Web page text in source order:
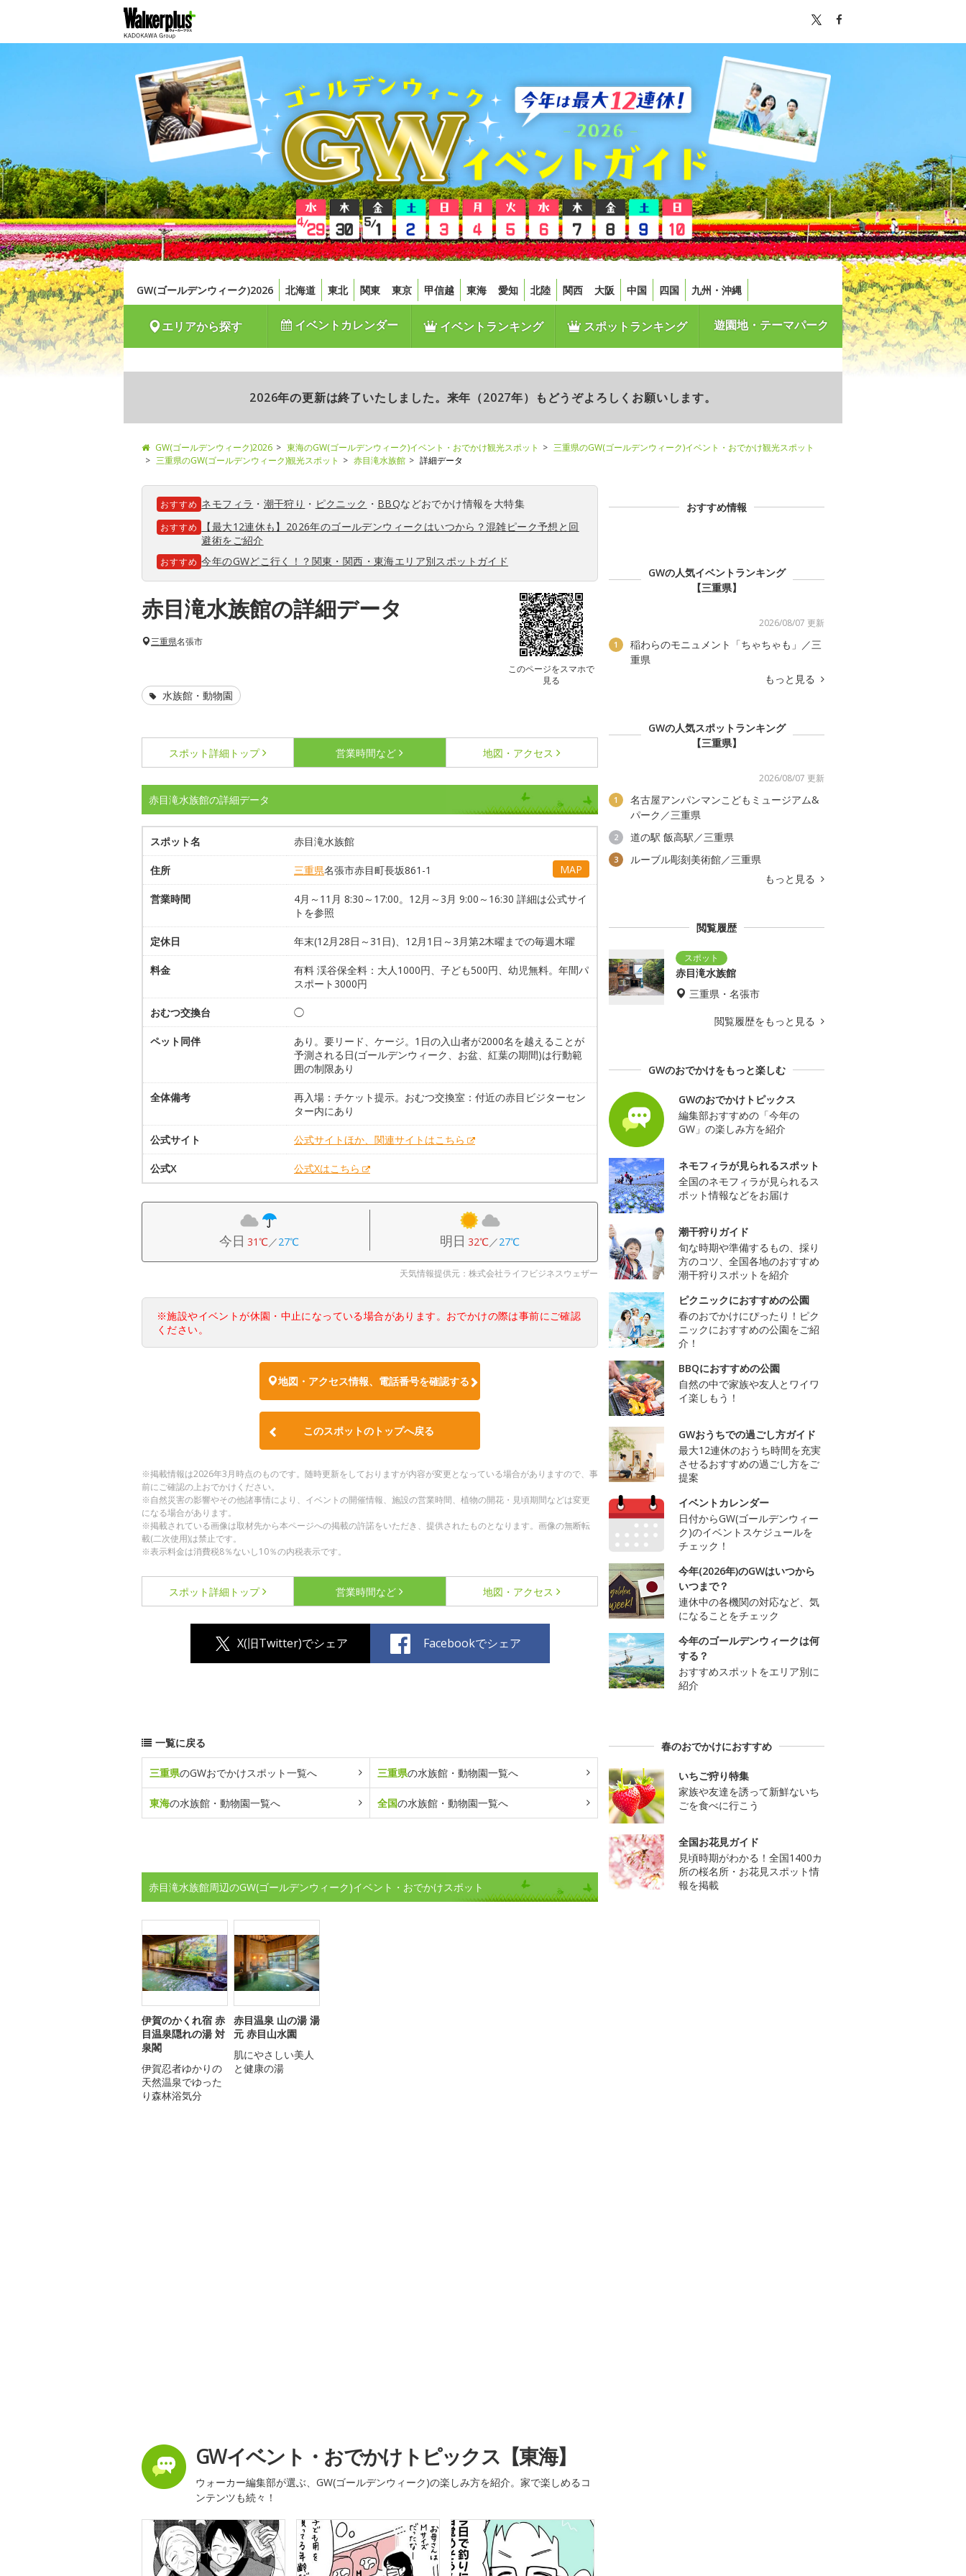
GW(ゴールデンウィーク)2026 北海道 東北 関東 東京 甲信越 東海 愛知 北陸 関西 大阪 中国 四国 九州・沖縄
エリアから探す イベントカレンダー イベントランキング スポットランキング 遊園地・テーマパーク
2026年の更新は終了いたしました。来年（2027年）もどうぞよろしくお願いします。
GW(ゴールデンウィーク)2026 東海のGW(ゴールデンウィーク)イベント・おでかけ観光スポット
三重県のGW(ゴールデンウィーク)イベント・おでかけ観光スポット
三重県のGW(ゴールデンウィーク)観光スポット
赤目滝水族館 詳細データ
おすすめ ネモフィラ ・ 潮干狩り ・ ピクニック ・ BBQなどおでかけ情報を大特集
おすすめ
【最大12連休も】2026年のゴールデンウィークはいつから？混雑ピーク予想と回
避術をご紹介
おすすめ 今年のGWどこ行く！？関東・関西・東海エリア別スポットガイド
赤目滝水族館の詳細データ
このページをスマホで
見る
三重県名張市
水族館・動物園
スポット詳細 トップ 営業時間など 地図・アクセス
赤目滝水族館の詳細データ
スポット名 赤目滝水族館
住所 三重県名張市赤目町長坂861-1 MAP
営業時間
4月～11月 8:30～17:00。12月～3月 9:00～16:30 詳細は公式サイ
トを参照
定休日 年末(12月28日～31日)、12月1日～3月第2木曜までの毎週木曜
料金
有料 渓谷保全料：大人1000円、子ども500円、幼児無料。年間パ
スポート3000円
おむつ交換台 ◯
ペット同伴
あり。要リード、ケージ。1日の入山者が2000名を越えることが
予測される日(ゴールデンウィーク、お盆、紅葉の期間)は行動範
囲の制限あり
全体備考
再入場：チケット提示。おむつ交換室：付近の赤目ビジターセン
ター内にあり
公式サイト 公式サイトほか、関連サイトはこちら
公式X 公式Xはこちら
今日 31℃／27℃ 明日 32℃／27℃
天気情報提供元：株式会社ライフビジネスウェザー
※施設やイベントが休園・中止になっている場合があります。おでかけの際は事前にご確認
ください。
地図・アクセス情報、電話番号を確認する
このスポットのトップへ戻る
※掲載情報は2026年3月時点のものです。随時更新をしておりますが内容が変更となっている場合がありますので、事
前にご確認の上おでかけください。
※自然災害の影響やその他諸事情により、イベントの開催情報、施設の営業時間、植物の開花・見頃期間などは変更
になる場合があります。
※掲載されている画像は取材先から本ページへの掲載の許諾をいただき、提供されたものとなります。画像の無断転
載(二次使用)は禁止です。
※表示料金は消費税8％ないし10％の内税表示です。
スポット詳細 トップ 営業時間など 地図・アクセス
X(旧Twitter)でシェア Facebookでシェア
一覧に戻る
三重県のGWおでかけスポット一覧へ 三重県の水族館・動物園一覧へ
東海の水族館・動物園一覧へ 全国の水族館・動物園一覧へ
赤目滝水族館周辺のGW(ゴールデンウィーク)イベント・おでかけスポット
伊賀のかくれ宿 赤
目温泉隠れの湯 対
泉閣
伊賀忍者ゆかりの
天然温泉でゆった
り森林浴気分
赤目温泉 山の湯 湯
元 赤目山水園
肌にやさしい美人
と健康の湯
GWイベント・おでかけトピックス【東海】
ウォーカー編集部が選ぶ、GW(ゴールデンウィーク)の楽しみ方を紹介。家で楽しめるコ
ンテンツも続々！
おすすめ情報
GWの人気イベントランキング
【三重県】
2026/08/07 更新
1
稲わらのモニュメント「ちゃちゃも」／三
重県
もっと見る
GWの人気スポットランキング
【三重県】
2026/08/07 更新
1
名古屋アンパンマンこどもミュージアム&
パーク／三重県
2 道の駅 飯高駅／三重県
3
ルーブル彫刻美術館／三重県
もっと見る
閲覧履歴
赤目滝水族館
三重県・名張市
閲覧履歴をもっと見る
GWのおでかけをもっと楽しむ
GWのおでかけトピックス
編集部おすすめの「今年の
GW」の楽しみ方を紹介
ネモフィラが見られるスポット
全国のネモフィラが見られるス
ポット情報などをお届け
潮干狩りガイド
旬な時期や準備するもの、採り
方のコツ、全国各地のおすすめ
潮干狩りスポットを紹介
ピクニックにおすすめの公園
春のおでかけにぴったり！ピク
ニックにおすすめの公園をご紹
介！
BBQにおすすめの公園
自然の中で家族や友人とワイワ
イ楽しもう！
GWおうちでの過ごし方ガイド
最大12連休のおうち時間を充実
させるおすすめの過ごし方をご
提案
イベントカレンダー
日付からGW(ゴールデンウィー
ク)のイベントスケジュールを
チェック！
今年(2026年)のGWはいつから
いつまで？
連休中の各機関の対応など、気
になることをチェック
今年のゴールデンウィークは何
する？
おすすめスポットをエリア別に
紹介
春のおでかけにおすすめ
いちご狩り特集
家族や友達を誘って新鮮ないち
ごを食べに行こう
全国お花見ガイド
見頃時期がわかる！全国1400カ
所の桜名所・お花見スポット情
報を掲載